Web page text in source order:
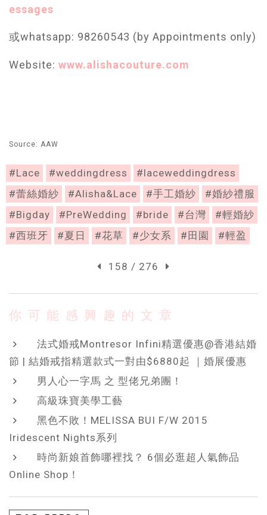
essages
或whatsapp: 98260543 (by Appointments only)
Website: www.alishacouture.com
Source: AAW
#Lace #weddingdress
#laceweddingdress
#蕾絲婚紗
#Alisha&Lace #手工婚紗
#婚紗禮服
#Bigday
#PreWedding #bride #台灣
#輕婚紗
#西班牙
#夏日 #花草 #少女系 #田園 #輕盈
158 / 276
你可能感興趣的文章
法式婚戒Montresor Infini精選優惠@香港結婚
節 | 結婚戒指精選款式一對由$6880起 ｜婚展優惠
男人心一字馬 之 型佬兄弟團！
高級珠寶美學工藝
黑色不敗！MELISSA BUI F/W 2015
Iridescent Nights系列
時尚新娘首飾哪裡找？ 6個必逛超人氣飾品
Online Shop！